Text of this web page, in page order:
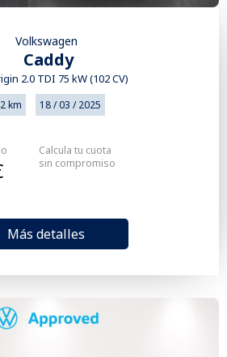
Volkswagen
Caddy
2.0 TDI 75 kW (102 CV)
km 18 / 03 / 2025
Más detalles
Calcula tu cuota
sin compromiso